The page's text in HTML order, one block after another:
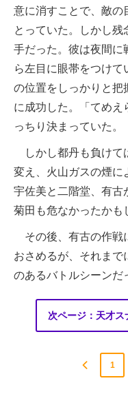
意に消すことで、敵の
とっていた。しかし残
手だった。彼は夜間に
ら左目に眼帯をつけ
の位置をしっかりと把
に成功した。「てめえ
っちり決まっていた。
しかし都丹も負けて
変え、火山ガスの煙に
宇佐美と二階堂、有古
菊田も危なかったかも
その後、有古の作戦
おさめるが、それまで
のあるバトルシーンだ
次ページ：天才ス
1